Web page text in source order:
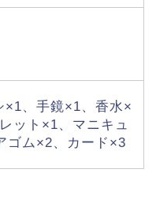
×1、手鏡×1、香水×
ット×1、マニキュ
ゴム×2、カード×3